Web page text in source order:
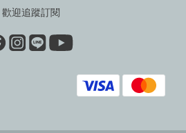
歡迎追蹤訂閱